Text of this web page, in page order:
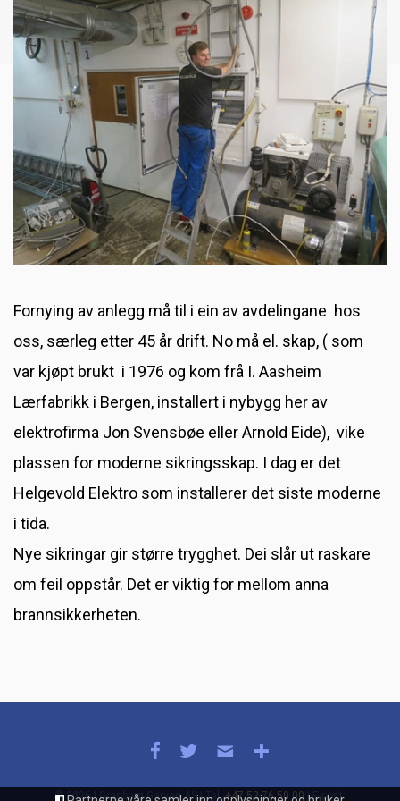
Besøk frå Fitjar Husflidslag
Sommarjobb hos oss?
Mai‑tilbod i fabrikkutsalget
Besøk hos Granberg Garveri!
Visste du at saueskinn er temperaturregulerende?
Fornying av anlegg må til i ein av avdelingane hos
oss, særleg etter 45 år drift. No må el. skap, ( som
var kjøpt brukt i 1976 og kom frå I. Aasheim
Lærfabrikk i Bergen, installert i nybygg her av
elektrofirma Jon Svensbøe eller Arnold Eide), vike
plassen for moderne sikringsskap. I dag er det
Helgevold Elektro som installerer det siste moderne
i tida.
Nye sikringar gir større trygghet. Dei slår ut raskare
om feil oppstår. Det er viktig for mellom anna
brannsikkerheten.
© 2026 | Granberg Garveri AS | Tel:+47 52 76 50 00 | E-post: